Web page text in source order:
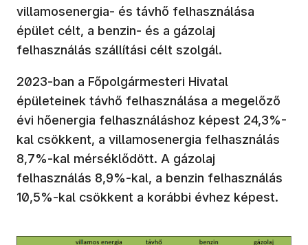
villamosenergia- és távhő felhasználása
épület célt, a benzin- és a gázolaj
felhasználás szállítási célt szolgál.
2023-ban a Főpolgármesteri Hivatal
épületeinek távhő felhasználása a megelőző
évi hőenergia felhasználáshoz képest 24,3%-
kal csökkent, a villamosenergia felhasználás
8,7%-kal mérséklődött. A gázolaj
felhasználás 8,9%-kal, a benzin felhasználás
10,5%-kal csökkent a korábbi évhez képest.